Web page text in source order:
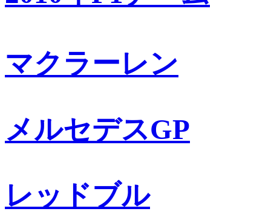
マクラーレン
メルセデスGP
レッドブル